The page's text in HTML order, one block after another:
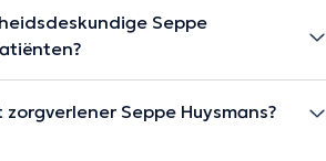
Seppe
Seppe Huysmans?